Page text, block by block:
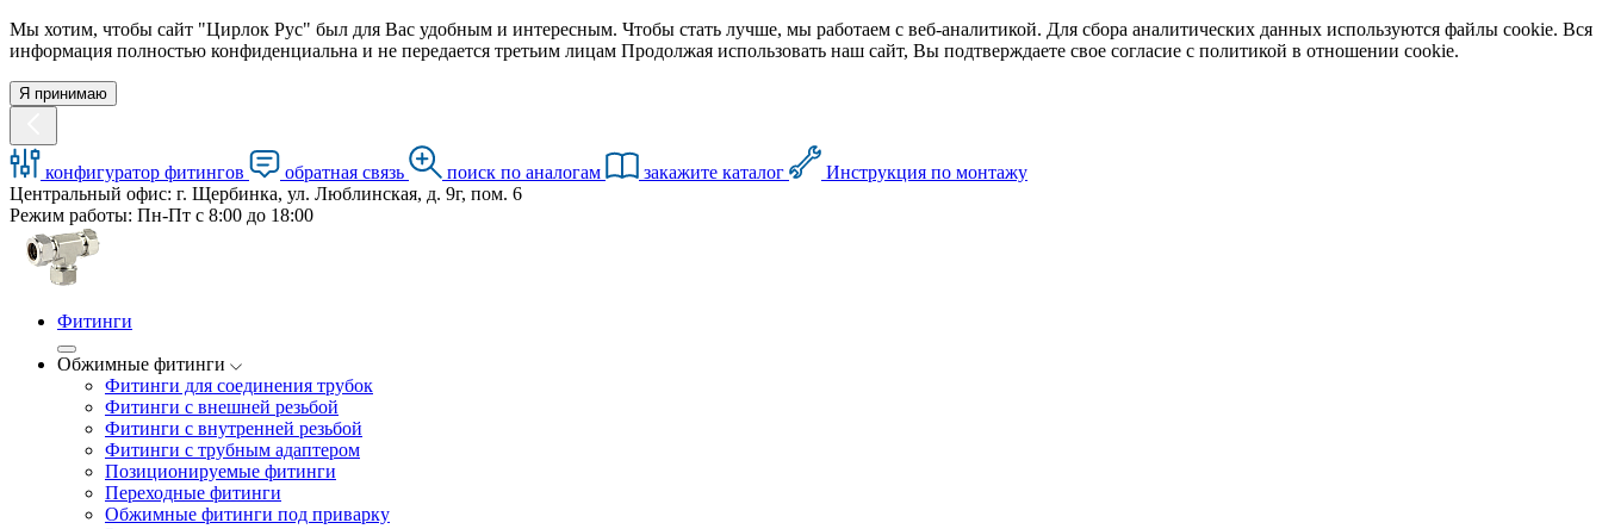
Мы хотим, чтобы сайт "Цирлок Рус" был для Вас удобным и интересным. Чтобы стать лучше, мы работаем с веб-аналитикой. Для сбора аналитических данных используются файлы cookie. Вся
информация полностью конфиденциальна и не передается третьим лицам Продолжая использовать наш сайт, Вы подтверждаете свое согласие с политикой в отношении cookie.
Я принимаю
конфигуратор фитингов обратная связь поиск по аналогам закажите каталог
Инструкция по монтажу
Центральный офис: г. Щербинка, ул. Люблинская, д. 9г, пом. 6
Режим работы: Пн-Пт с 8:00 до 18:00
Фитинги
Обжимные фитинги
Фитинги для соединения трубок
Фитинги с внешней резьбой
Фитинги с внутренней резьбой
Фитинги с трубным адаптером
Позиционируемые фитинги
Переходные фитинги
Обжимные фитинги под приварку